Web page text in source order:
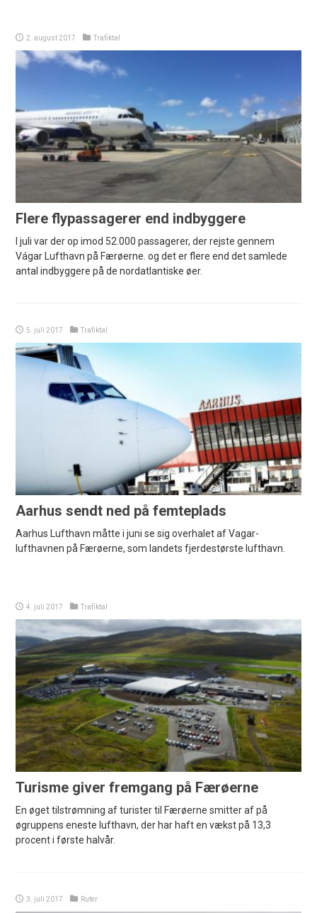
2. august 2017 Trafiktal
Flere flypassagerer end indbyggere
I juli var der op imod 52.000 passagerer, der rejste gennem
Vágar Lufthavn på Færøerne. og det er flere end det samlede
antal indbyggere på de nordatlantiske øer.
5. juli 2017 Trafiktal
Aarhus sendt ned på femteplads
Aarhus Lufthavn måtte i juni se sig overhalet af Vagar-
lufthavnen på Færøerne, som landets fjerdestørste lufthavn.
4. juli 2017 Trafiktal
Turisme giver fremgang på Færøerne
En øget tilstrømning af turister til Færøerne smitter af på
øgruppens eneste lufthavn, der har haft en vækst på 13,3
procent i første halvår.
3. juli 2017 Ruter